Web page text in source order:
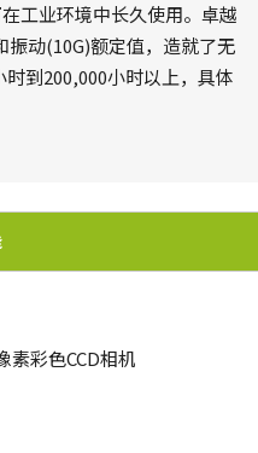
工业环境中长久使用。卓越
振动(10G)额定值，造就了无
到200,000小时以上，具体
彩色CCD相机